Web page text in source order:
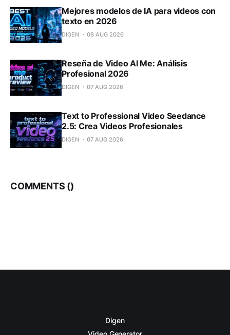
Mejores modelos de IA para videos con
texto en 2026
DIGEN 08 AUG 2026
Reseña de Video AI Me: Análisis
Profesional 2026
DIGEN 07 AUG 2026
Text to Professional Video Seedance
2.5: Crea Videos Profesionales
DIGEN 07 AUG 2026
COMMENTS ()
Digen